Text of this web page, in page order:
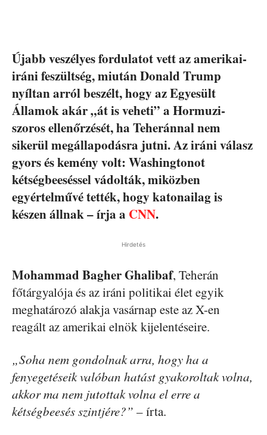
Újabb veszélyes fordulatot vett az amerikai-
iráni feszültség, miután Donald Trump
nyíltan arról beszélt, hogy az Egyesült
Államok akár „át is veheti” a Hormuzi-
szoros ellenőrzését, ha Teheránnal nem
sikerül megállapodásra jutni. Az iráni válasz
gyors és kemény volt: Washingtonot
kétségbeeséssel vádolták, miközben
egyértelművé tették, hogy katonailag is
készen állnak – írja a CNN.
Hirdetés
Mohammad Bagher Ghalibaf, Teherán
főtárgyalója és az iráni politikai élet egyik
meghatározó alakja vasárnap este az X-en
reagált az amerikai elnök kijelentéseire.
„Soha nem gondolnak arra, hogy ha a
fenyegetéseik valóban hatást gyakoroltak volna,
akkor ma nem jutottak volna el erre a
kétségbeesés szintjére?” – írta.